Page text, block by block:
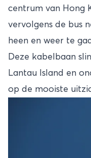
centrum van Hong
vervolgens de bus
heen en weer te
Deze kabelbaan
Lantau Island en
op de mooiste